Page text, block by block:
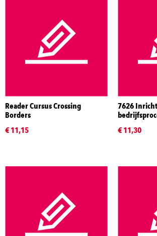
Reader Cursus Crossing
Borders
€ 11,15
7626
€ 11,30